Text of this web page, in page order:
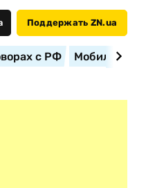
Поддержать ZN.ua
с РФ